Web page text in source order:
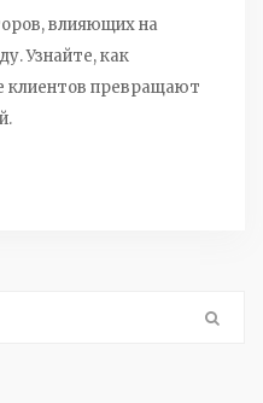
влияющих на
Узнайте, как
клиентов превращают